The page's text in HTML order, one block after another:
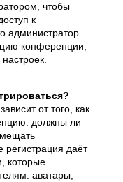
чтобы
к
администратор
конференции,
от того, как
должны ли
даёт
которые
аватары,